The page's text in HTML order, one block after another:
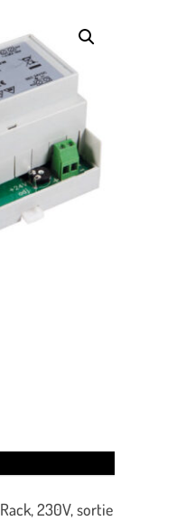
230V, sortie